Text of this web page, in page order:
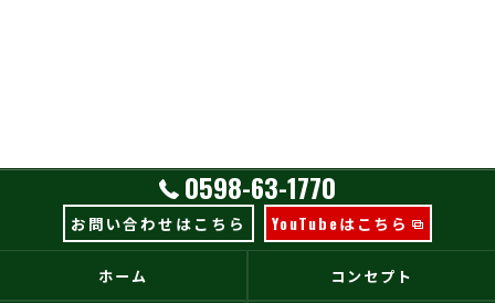
0598-63-1770
お問い合わせはこちら YouTubeはこちら
ホーム コンセプト